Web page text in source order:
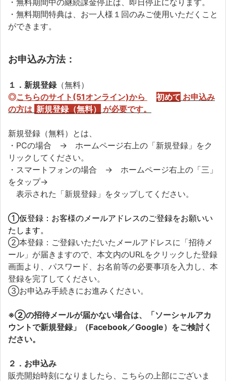
・無料期間中の継続課金停止は、即日停止になります。
・無料期間特典は、お一人様１回のみご使用いただくこと
ができます。
お申込み方法：
１．新規登録（無料）
◎こちらのサイト(51オンライン)から 初めて お申込み
の方は 新規登録（無料） が必要です。
新規登録（無料）とは、
・PCの場合 → ホームページ右上の「新規登録」をク
リックしてください。
・スマートフォンの場合 → ホームページ右上の「三」
をタップ→
表示された「新規登録」をタップしてください。
①仮登録：お客様のメールアドレスのご登録をお願いい
たします。
②本登録：ご登録いただいたメールアドレスに「招待メ
ール」が届きますので、本文内のURLをクリックした登録
画面より、パスワード、お名前等の必要事項を入力し、本
登録を完了してください。
③お申込み手続きにお進みください。
※②の招待メールが届かない場合は、「ソーシャルアカ
ウントで新規登録」（Facebook／Google）をご検討く
ださい。
２．お申込み
販売開始時刻になりましたら、こちらの上部にございま